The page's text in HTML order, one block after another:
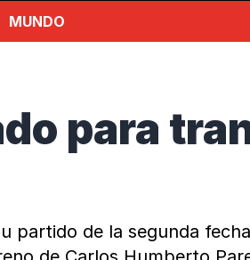
MUNDO
para
partido de la segunda